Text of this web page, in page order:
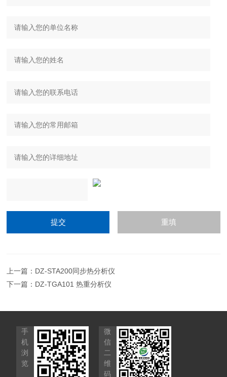
上一篇： DZ-STA200同步热分析仪
下一篇： DZ-TGA101 热重分析仪
手
机
浏
览
微
信
二
维
码